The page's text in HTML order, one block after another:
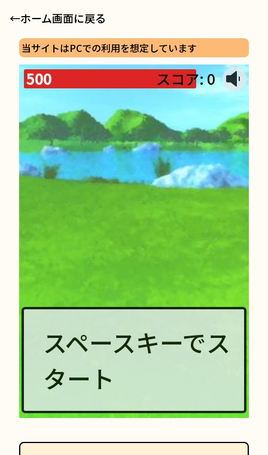
当サイトはPCでの利用を想定しています
←ホーム画面に戻る
スコア:0
500
スペースキーでス
タート